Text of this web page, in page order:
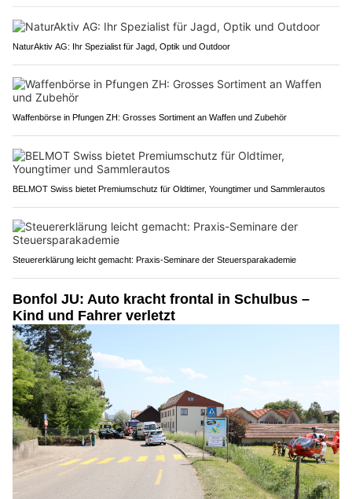
NaturAktiv AG: Ihr Spezialist für Jagd, Optik und Outdoor
Waffenbörse in Pfungen ZH: Grosses Sortiment an Waffen und Zubehör
BELMOT Swiss bietet Premiumschutz für Oldtimer, Youngtimer und Sammlerautos
Steuererklärung leicht gemacht: Praxis-Seminare der Steuersparakademie
Bonfol JU: Auto kracht frontal in Schulbus –
Kind und Fahrer verletzt